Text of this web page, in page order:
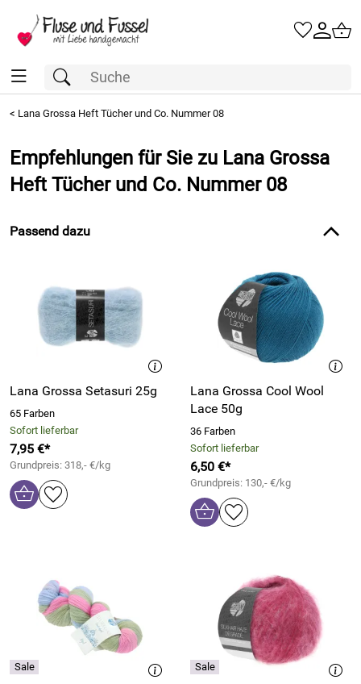
< Lana Grossa Heft Tücher und Co. Nummer 08
Empfehlungen für Sie zu Lana Grossa
Heft Tücher und Co. Nummer 08
Passend dazu
Lana Grossa Setasuri 25g
65 Farben
Sofort lieferbar
7,95 €*
Grundpreis: 318,- €/kg
Lana Grossa Cool Wool
Lace 50g
36 Farben
Sofort lieferbar
6,50 €*
Grundpreis: 130,- €/kg